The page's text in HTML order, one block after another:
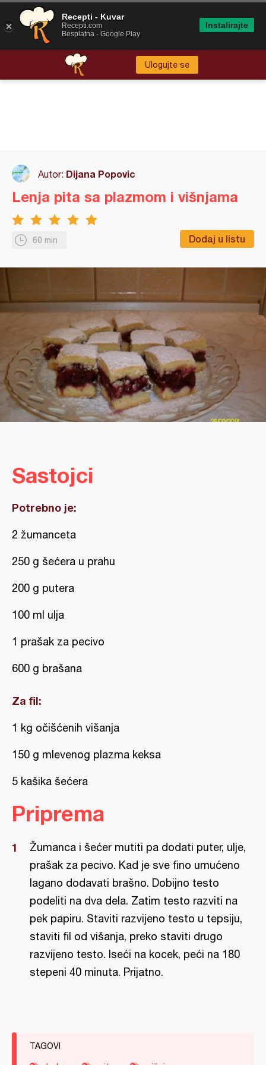
Ulogujte se
Autor: Dijana Popovic
60 min Dodaj u listu
Lenja pita sa plazmom i višnjama
Sastojci
Potrebno je:
2 žumanceta
250 g šećera u prahu
200 g putera
100 ml ulja
1 prašak za pecivo
600 g brašana
Za fil:
1 kg očišćenih višanja
150 g mlevenog plazma keksa
5 kašika šećera
Priprema
Žumanca i šećer mutiti pa dodati puter, ulje,
prašak za pecivo. Kad je sve fino umućeno
lagano dodavati brašno. Dobijno testo
podeliti na dva dela. Zatim testo razviti na
pek papiru. Staviti razvijeno testo u tepsiju,
staviti fil od višanja, preko staviti drugo
razvijeno testo. Iseći na kocek, peći na 180
stepeni 40 minuta. Prijatno.
TAGOVI
Recepti - Kuvar
Recepti.com
Besplatna - Google Play
Instalirajte